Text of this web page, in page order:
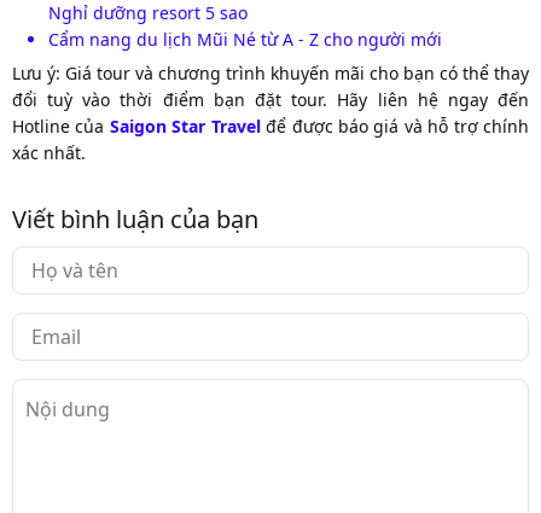
Nghỉ dưỡng resort 5 sao
Cẩm nang du lịch Mũi Né từ A - Z cho người mới
Lưu ý: Giá tour và chương trình khuyến mãi cho bạn có thể thay
đổi tuỳ vào thời điểm bạn đặt tour. Hãy liên hệ ngay đến
Hotline của Saigon Star Travelđể được báo giá và hỗ trợ chính
xác nhất.
Viết bình luận của bạn